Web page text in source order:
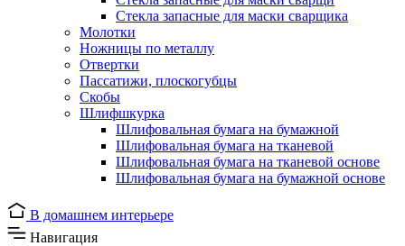
Стекла запасные для маски сварщика
Молотки
Ножницы по металлу
Отвертки
Пассатижи, плоскогубцы
Скобы
Шлифшкурка
Шлифовальная бумага на бумажной
Шлифовальная бумага на тканевой
Шлифовальная бумага на тканевой основе
Шлифовальная бумага на бумажной основе
В домашнем интерьере
Навигация